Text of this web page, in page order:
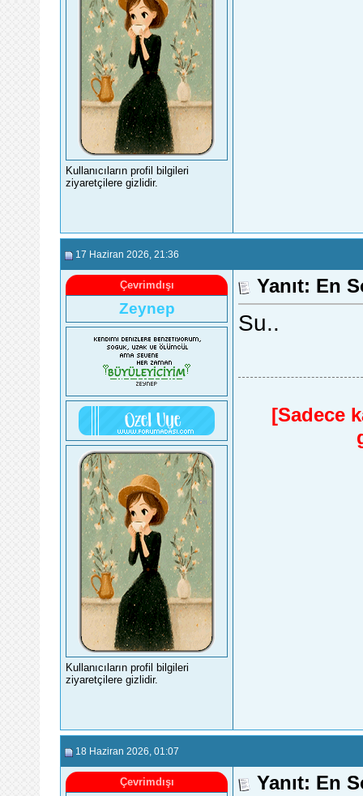
Kullanıcıların profil bilgileri
ziyaretçilere gizlidir.
17 Haziran 2026 , 21:36
Çevrimdışı
Zeynep
Kullanıcıların profil bilgileri
ziyaretçilere gizlidir.
Yanıt: En
Su..
[Sadece
18 Haziran 2026 , 01:07
Çevrimdışı Yanıt: En